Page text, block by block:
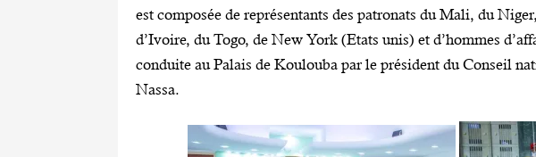
est composée de représentants des patronats du Mali, du
d’Ivoire, du Togo, de New York (Etats unis) et d’hommes
conduite au Palais de Koulouba par le président du Conseil
Nassa.